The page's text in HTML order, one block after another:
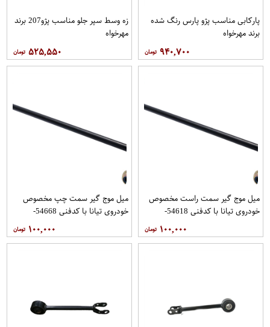
پاركابی مناسب پژو پارس رنگ شده
برند مهرخواه
۹۴۰,۷۰۰
زه وسط سپر جلو مناسب پژو207 برند
مهرخواه
۵۲۵,۵۵۰
میل موج گیر سمت راست مخصوص
خودروی تیانا با کدفنی 54618-
1AA0E برندنیسان موتور فروشگاه
مگاموتور
۱۰۰,۰۰۰
میل موج گیر سمت چپ مخصوص
خودروی تیانا با کدفنی 54668-
1AA0E برندنیسان موتور فروشگاه
مگاموتور
۱۰۰,۰۰۰